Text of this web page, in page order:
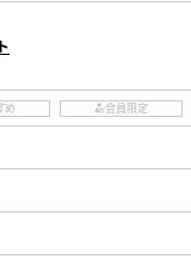
め 会員限定